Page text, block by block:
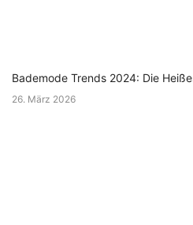
Bademode Trends 2024: Die
26. März 2026